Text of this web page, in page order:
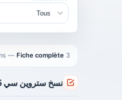
3 versions
— Fiche complète ستروين سي 5 إيركروس
نسخ ستروين سي 5 إيركروس للمقارنة